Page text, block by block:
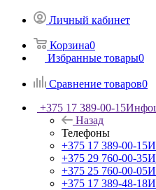
Личный кабинет
Корзина0
Избранные товары0
Сравнение товаров0
+375 17 389-00-15
Назад
Телефоны
+375 17 389-00-15
+375 29 760-00-35
+375 25 760-00-05
+375 17 389-48-18